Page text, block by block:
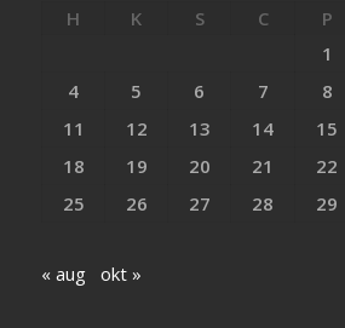
H K S C P
1
4
5 6 7 8
11
12 13 14 15
18
19 20 21 22
25
26 27 28 29
« aug okt »